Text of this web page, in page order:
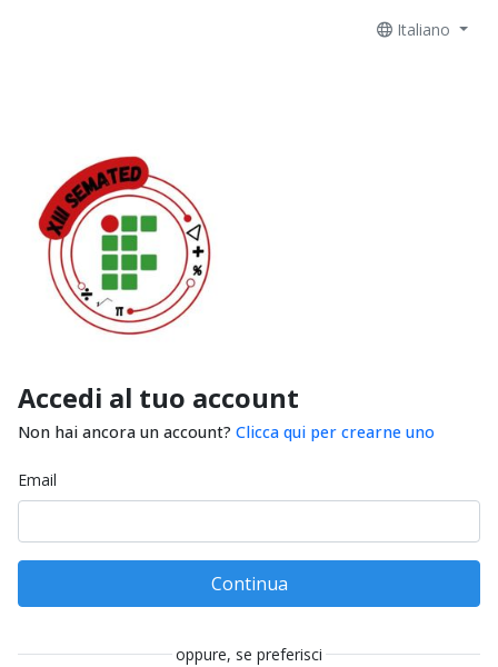
Italiano
Accedi al tuo account
Non hai ancora un account? Clicca qui per crearne uno
Email
Continua
oppure, se preferisci